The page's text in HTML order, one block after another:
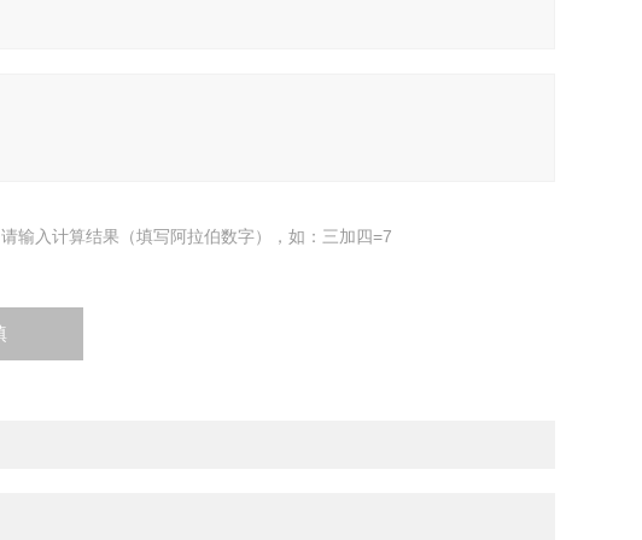
请输入计算结果（填写阿拉伯数字），如：三加四=7